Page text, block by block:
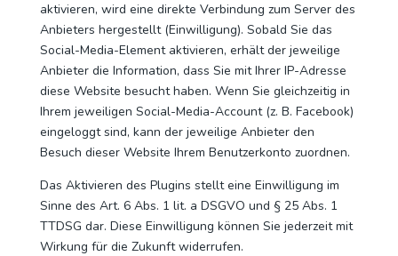
aktivieren, wird eine direkte Verbindung zum Server des
Anbieters hergestellt (Einwilligung). Sobald Sie das
Social-Media-Element aktivieren, erhält der jeweilige
Anbieter die Information, dass Sie mit Ihrer IP-Adresse
diese Website besucht haben. Wenn Sie gleichzeitig in
Ihrem jeweiligen Social-Media-Account (z. B. Facebook)
eingeloggt sind, kann der jeweilige Anbieter den
Besuch dieser Website Ihrem Benutzerkonto zuordnen.
Das Aktivieren des Plugins stellt eine Einwilligung im
Sinne des Art. 6 Abs. 1 lit. a DSGVO und § 25 Abs. 1
TTDSG dar. Diese Einwilligung können Sie jederzeit mit
Wirkung für die Zukunft widerrufen.